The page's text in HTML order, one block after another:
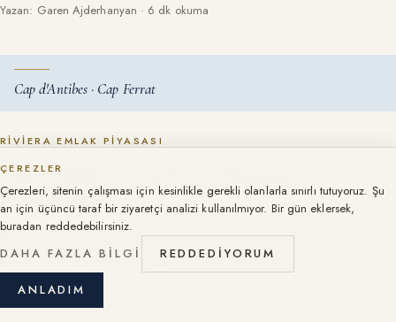
Yazan: Garen Ajderhanyan · 6 dk okuma
Cap d'Antibes · Cap Ferrat
RIVIERA EMLAK PIYASASI
Cap d'Antibes ve Cap Ferrat: iki pazarın
karşılaştırması.
Aynı pazarda oynamayan iki burun. Metrekare fiyatları,
mevsimsellik, vergi sistemi: rakamlarla desteklenen karşılaştırma.
ÇEREZLER
Çerezleri, sitenin çalışması için kesinlikle gerekli olanlarla sınırlı tutuyoruz. Şu
an için üçüncü taraf bir ziyaretçi analizi kullanılmıyor. Bir gün eklersek,
buradan reddedebilirsiniz.
DAHA FAZLA BILGI
REDDEDIYORUM
ANLADIM